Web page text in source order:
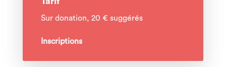
Sur donation, 20 € suggérés
Inscriptions